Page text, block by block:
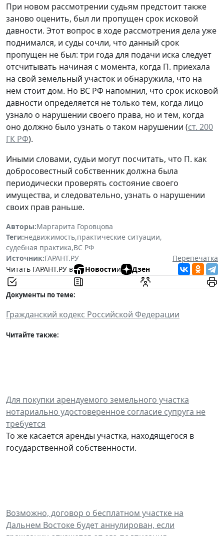
При новом рассмотрении судьям предстоит также
заново оценить, был ли пропущен срок исковой
давности. Этот вопрос в ходе рассмотрения дела уже
поднимался, и суды сочли, что данный срок
пропущен не был: три года для подачи иска следует
отсчитывать начиная с момента, когда П. приехала
на свой земельный участок и обнаружила, что на
нем стоит дом. Но ВС РФ напомнил, что срок исковой
давности определяется не только тем, когда лицо
узнало о нарушении своего права, но и тем, когда
оно должно было узнать о таком нарушении (ст. 200
ГК РФ).
Иными словами, судьи могут посчитать, что П. как
добросовестный собственник должна была
периодически проверять состояние своего
имущества, и следовательно, узнать о нарушении
своих прав раньше.
Авторы:Маргарита Горовцова
Теги:недвижимость,практические ситуации,
судебная практика,ВС РФ
Источник:ГАРАНТ.РУ
Перепечатка
Читать ГАРАНТ.РУ в
Новостии Дзен
Документы по теме:
Гражданский кодекс Российской Федерации
Читайте также:
Для покупки арендуемого земельного участка
нотариально удостоверенное согласие супруга не
требуется
То же касается аренды участка, находящегося в
государственной собственности.
Возможно, договор о бесплатном участке на
Дальнем Востоке будет аннулирован, если